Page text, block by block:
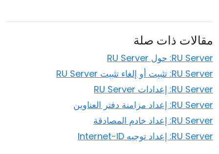
مقالات ذات صلة
RU Server: حول RU Server
RU Server: تثبيت أو إلغاء تثبيت RU Server
RU Server: إعدادات RU Server
RU Server: إعداد مزامنة دفتر العناوين
RU Server: إعداد خادم المصادقة
RU Server: إعداد توجيه Internet-ID